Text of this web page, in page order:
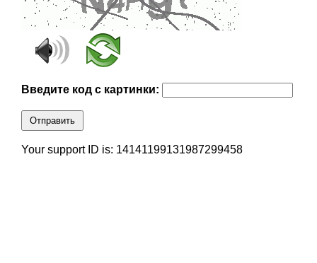
Введите код с картинки:
Отправить
Your support ID is: 14141199131987299458